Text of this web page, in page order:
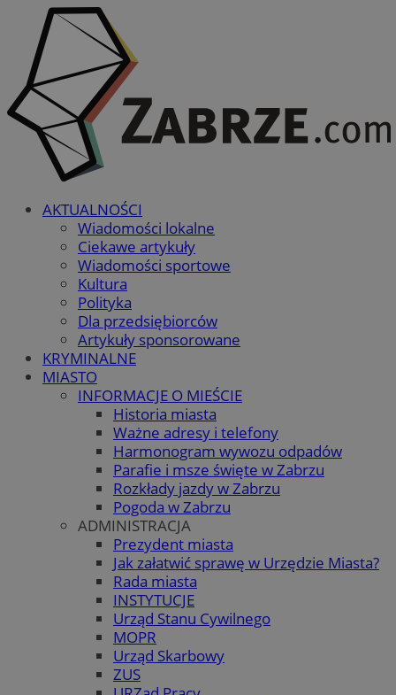
AKTUALNOŚCI
Wiadomości lokalne
Ciekawe artykuły
Wiadomości sportowe
Kultura
Polityka
Dla przedsiębiorców
Artykuły sponsorowane
KRYMINALNE
MIASTO
INFORMACJE O MIEŚCIE
Historia miasta
Ważne adresy i telefony
Harmonogram wywozu odpadów
Parafie i msze święte w Zabrzu
Rozkłady jazdy w Zabrzu
Pogoda w Zabrzu
ADMINISTRACJA
Prezydent miasta
Jak załatwić sprawę w Urzędzie Miasta?
Rada miasta
INSTYTUCJE
Urząd Stanu Cywilnego
MOPR
Urząd Skarbowy
ZUS